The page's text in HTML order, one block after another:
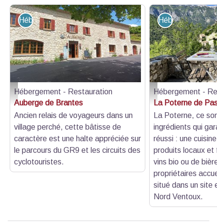
Auberge de Brantes - Auberge de Brantes
Hébergement - Restauration
Hébergement - Restauration
Auberge de Brantes
Ancien relais de voyageurs dans un
village perché, cette bâtisse de
caractère est une halte appréciée sur
le parcours du GR9 et les circuits des
cyclotouristes.
La Poterne de
Hébergement -
Hébergement -
La Poterne de
La Poterne, ce
ingrédients qui
réussi : une
produits locaux et
vins bio ou de
propriétaires
situé dans un site
Nord Ventoux.